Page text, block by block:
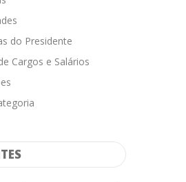
do Presidente
Cargos e Salários